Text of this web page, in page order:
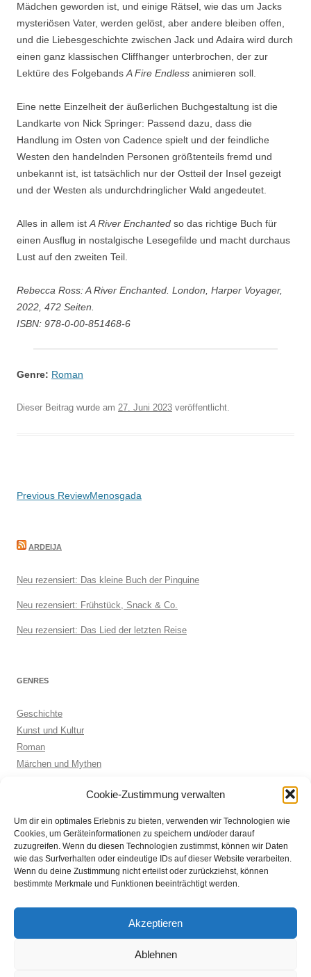
Cookie-Zustimmung verwalten
Um dir ein optimales Erlebnis zu bieten, verwenden wir Technologien wie
Cookies, um Geräteinformationen zu speichern und/oder darauf
zuzugreifen. Wenn du diesen Technologien zustimmst, können wir Daten
wie das Surfverhalten oder eindeutige IDs auf dieser Website verarbeiten.
Wenn du deine Zustimmung nicht erteilst oder zurückziehst, können
bestimmte Merkmale und Funktionen beeinträchtigt werden.
Akzeptieren
Ablehnen
Mädchen geworden ist, und einige Rätsel, wie das um Jacks
mysteriösen Vater, werden gelöst, aber andere bleiben offen,
und die Liebesgeschichte zwischen Jack und Adaira wird durch
einen ganz klassischen Cliffhanger unterbrochen, der zur
Lektüre des Folgebands A Fire Endless animieren soll.
Eine nette Einzelheit der äußerlichen Buchgestaltung ist die
Landkarte von Nick Springer: Passend dazu, dass die
Handlung im Osten von Cadence spielt und der feindliche
Westen den handelnden Personen größtenteils fremd und
unbekannt ist, ist tatsächlich nur der Ostteil der Insel gezeigt
und der Westen als undurchdringlicher Wald angedeutet.
Alles in allem ist A River Enchanted so das richtige Buch für
einen Ausflug in nostalgische Lesegefilde und macht durchaus
Lust auf den zweiten Teil.
Rebecca Ross: A River Enchanted. London, Harper Voyager,
2022, 472 Seiten.
ISBN: 978-0-00-851468-6
Genre: Roman
Dieser Beitrag wurde am 27. Juni 2023 veröffentlicht.
Beitragsnavigation
Previous ReviewMenosgada
ARDEIJA
Neu rezensiert: Das kleine Buch der Pinguine
Neu rezensiert: Frühstück, Snack & Co.
Neu rezensiert: Das Lied der letzten Reise
GENRES
Geschichte
Kunst und Kultur
Roman
Märchen und Mythen
Sachbuch allgemein
ARCHIVE
Archive